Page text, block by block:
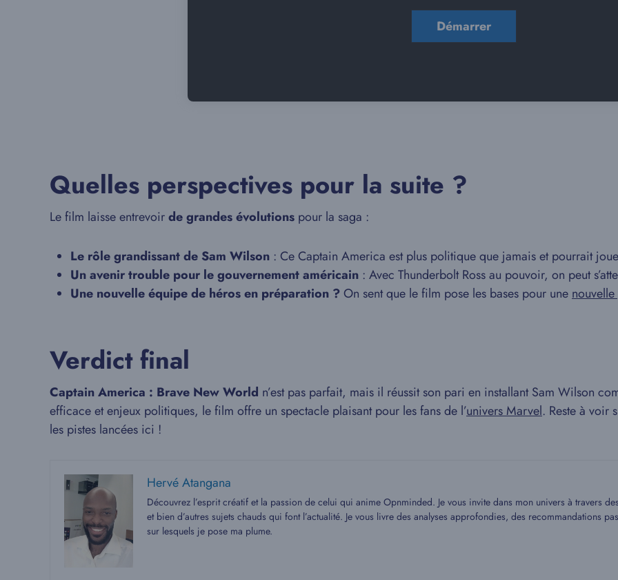
Quelles perspectives pour la suite ?
Le film laisse entrevoirde grandes évolutions pour la saga :
Le rôle grandissant de Sam Wilson : Ce Captain America est plus politique que jamais et pourrait
Un avenir trouble pour le gouvernement américain : Avec Thunderbolt Ross au pouvoir, on peut
Une nouvelle équipe de héros en préparation ?On sent que le film pose les bases pour une
Verdict final
Captain America : Brave New World n’est pas parfait, mais il réussit son pari en installant Sam Wilson
efficace et enjeux politiques, le film offre un spectacle plaisant pour les fans de l’univers Marvel. Reste à voir
les pistes lancées ici !
Hervé Atangana
Découvrez l’esprit créatif et la passion de celui qui anime Opnminded. Je vous invite dans mon univers à travers
et bien d’autres sujets chauds qui font l’actualité. Je vous livre des analyses approfondies, des recommandations
sur lesquels je pose ma plume.